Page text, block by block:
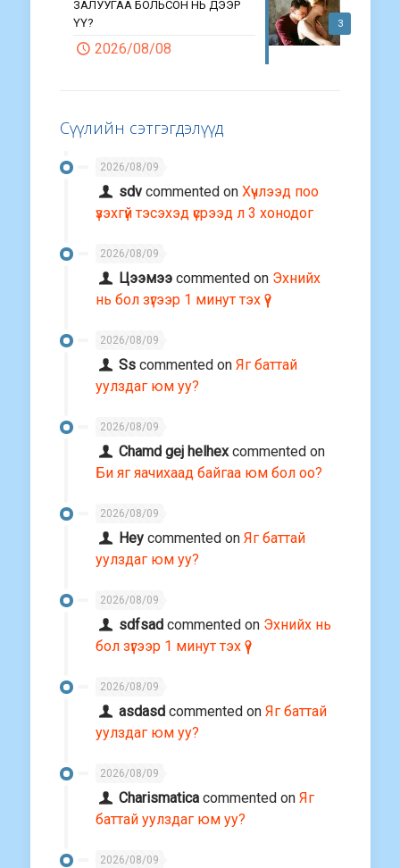
3
ЗАЛУУГАА БОЛЬСОН НЬ ДЭЭР
ҮҮ?
2026/08/08
Сүүлийн сэтгэгдэлүүд
2026/08/09
sdv commented onХүчлээд поо
үзэхгүй тэсэхэд үсрээд л 3 хонодог
2026/08/09
Цээмээ commented on Эхнийх
нь бол зүгээр 1 минут тэх үү?
2026/08/09
Ss commented onЯг баттай
уулздаг юм уу?
2026/08/09
Chamd gej helhexcommented on
Би яг яачихаад байгаа юм бол оо?
2026/08/09
Hey commented onЯг баттай
уулздаг юм уу?
2026/08/09
sdfsad commented on Эхнийх нь
бол зүгээр 1 минут тэх үү?
2026/08/09
asdasd commented onЯг баттай
уулздаг юм уу?
2026/08/09
Charismatica commented onЯг
баттай уулздаг юм уу?
2026/08/09